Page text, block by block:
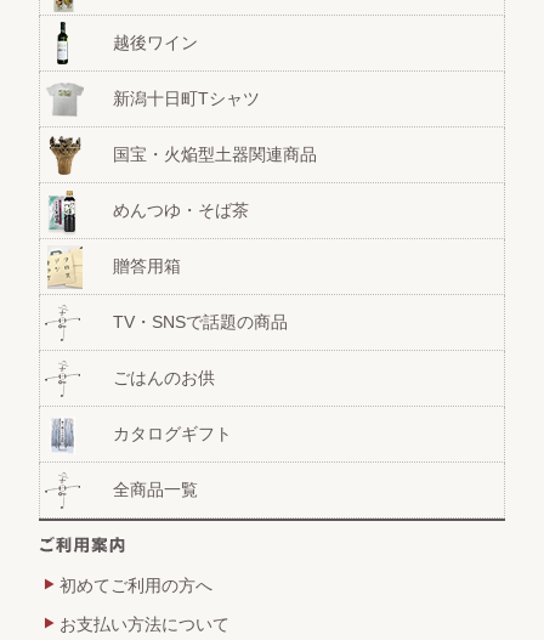
越後ワイン
新潟十日町Tシャツ
国宝・火焔型土器関連商品
めんつゆ・そば茶
贈答用箱
TV・SNSで話題の商品
ごはんのお供
カタログギフト
全商品一覧
初めてご利用の方へ
お支払い方法について